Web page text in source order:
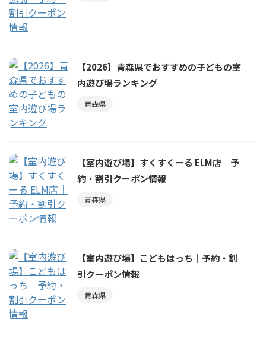
【2026】青森県でおすすめの子どもの室
内遊び場ランキング
青森県
【室内遊び場】すくすくーる ELM店｜予
約・割引クーポン情報
青森県
【室内遊び場】こどもはっち｜予約・割
引クーポン情報
青森県